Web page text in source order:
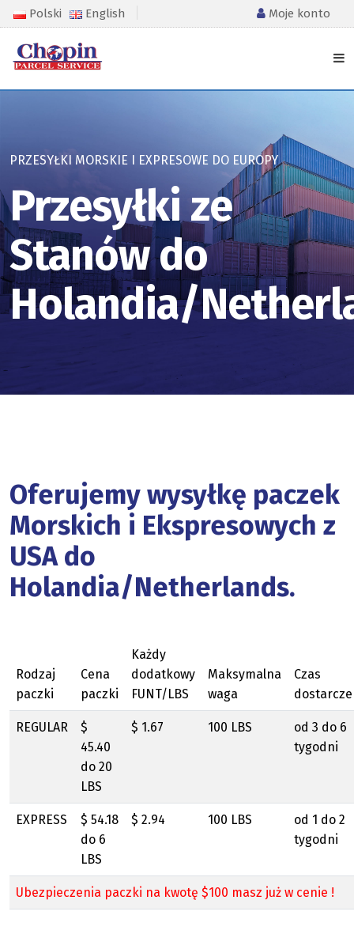
Polski English Moje konto
PRZESYŁKI MORSKIE I EXPRESOWE DO EUROPY
Przesyłki ze
Stanów do
Holandia/
Oferujemy wysyłkę paczek
Morskich i Ekspresowych z
USA do
Holandia/Netherlands.
Rodzaj
paczki
Cena
paczki
Każdy
dodatkowy
FUNT/LBS
Maksymalna
waga
Czas
REGULAR
$
45.40
do 20
LBS
$ 1.67 100 LBS
od 3 do 6
tygodni
EXPRESS
$ 54.18
do 6
LBS
$ 2.94 100 LBS
od 1 do 2
tygodni
Ubezpieczenia paczki na kwotę $100 masz już w cenie !